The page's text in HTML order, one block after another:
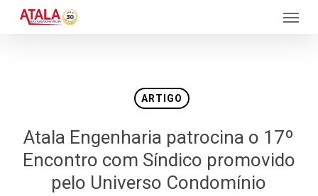
Menu
ARTIGO
Atala Engenharia patrocina o 17º
Encontro com Síndico promovido
pelo Universo Condomínio